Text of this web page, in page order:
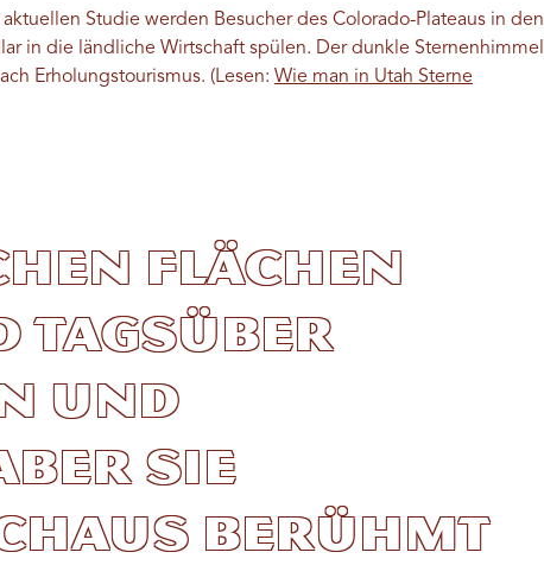
Studie werden Besucher des Colorado-Plateaus in den
in die ländliche Wirtschaft spülen. Der dunkle Sternenhimmel
Erholungstourismus. (Lesen: Wie man in Utah Sterne
Flächen
tagsüber
und
sie
berühmt